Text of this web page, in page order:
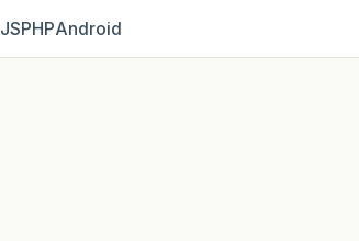
JSPHPAndroid